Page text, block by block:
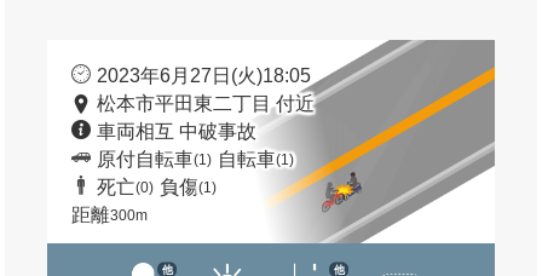
2023年6月27日(火)18:05
松本市平田東二丁目 付近
車両相互 中破事故
原付自転車(1) 自転車(1)
死亡(0) 負傷(1)
距離300m
他 他